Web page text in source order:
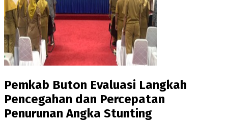
Pemkab Buton Evaluasi Langkah
Pencegahan dan Percepatan
Penurunan Angka Stunting